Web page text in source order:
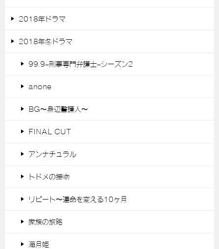
2018年ドラマ
2018年冬ドラマ
99.9-刑事専門弁護士-シーズン2
anone
BG〜身辺警護人〜
FINAL CUT
アンナチュラル
トドメの接吻
リピート〜運命を変える10ヶ月
家族の旅路
海月姫